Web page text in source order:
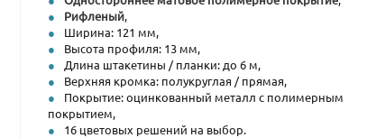
Рифленый,
Ширина: 121 мм,
Высота профиля: 13 мм,
Длина штакетины / планки: до 6 м,
Верхняя кромка: полукруглая / прямая,
Покрытие: оцинкованный металл с полимерным
покрытием,
16 цветовых решений на выбор.